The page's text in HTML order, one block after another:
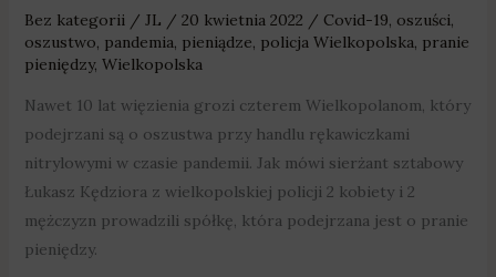
Bez kategorii / JL / 20 kwietnia 2022 / Covid-19 oszuści
oszustwo pandemia pieniądze policja Wielkopolska pranie
pieniędzy, Wielkopolska
Nawet 10 lat więzienia grozi czterem Wielkopolanom, który
podejrzani są o oszustwa przy handlu rękawiczkami
nitrylowymi w czasie pandemii. Jak mówi sierżant sztabowy
Łukasz Kędziora z wielkopolskiej policji 2 kobiety i 2
mężczyzn prowadzili spółkę, która podejrzana jest o pranie
pieniędzy.